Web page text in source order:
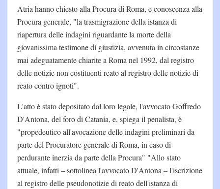
Atria hanno chiesto alla Procura di Roma, e conoscenza alla
Procura generale, "la trasmigrazione della istanza di
riapertura delle indagini riguardante la morte della
giovanissima testimone di giustizia, avvenuta in circostanze
mai adeguatamente chiarite a Roma nel 1992, dal registro
delle notizie non costituenti reato al registro delle notizie di
reato contro ignoti".
L'atto è stato depositato dal loro legale, l'avvocato Goffredo
D'Antona, del foro di Catania, e, spiega il penalista, è
"propedeutico all'avocazione delle indagini preliminari da
parte del Procuratore generale di Roma, in caso di
perdurante inerzia da parte della Procura" "Allo stato
attuale, infatti – sottolinea l'avvocato D'Antona – l'iscrizione
al registro delle pseudonotizie di reato dell'istanza di